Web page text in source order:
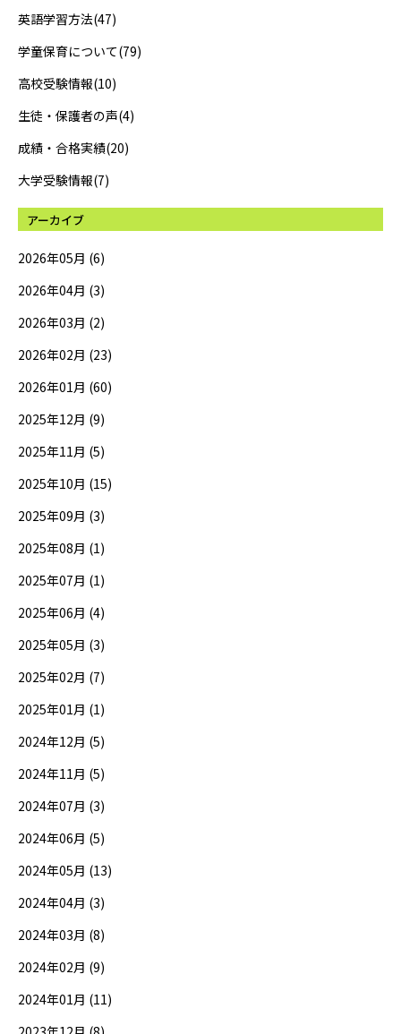
英語学習方法(47)
学童保育について(79)
高校受験情報(10)
生徒・保護者の声(4)
成績・合格実績(20)
大学受験情報(7)
アーカイブ
2026年05月 (6)
2026年04月 (3)
2026年03月 (2)
2026年02月 (23)
2026年01月 (60)
2025年12月 (9)
2025年11月 (5)
2025年10月 (15)
2025年09月 (3)
2025年08月 (1)
2025年07月 (1)
2025年06月 (4)
2025年05月 (3)
2025年02月 (7)
2025年01月 (1)
2024年12月 (5)
2024年11月 (5)
2024年07月 (3)
2024年06月 (5)
2024年05月 (13)
2024年04月 (3)
2024年03月 (8)
2024年02月 (9)
2024年01月 (11)